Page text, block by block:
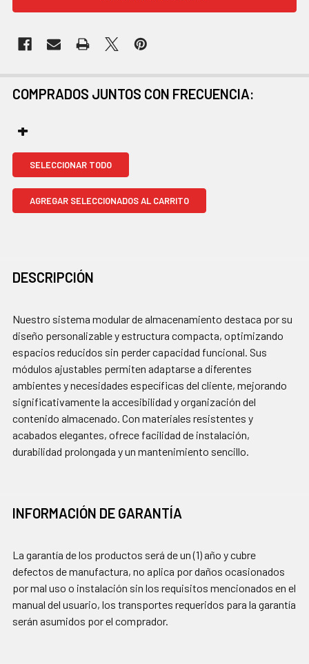
COMPRADOS JUNTOS CON FRECUENCIA:
SELECCIONAR TODO
AGREGAR SELECCIONADOS AL CARRITO
DESCRIPCIÓN
Nuestro sistema modular de almacenamiento destaca por su
diseño personalizable y estructura compacta, optimizando
espacios reducidos sin perder capacidad funcional. Sus
módulos ajustables permiten adaptarse a diferentes
ambientes y necesidades específicas del cliente, mejorando
significativamente la accesibilidad y organización del
contenido almacenado. Con materiales resistentes y
acabados elegantes, ofrece facilidad de instalación,
durabilidad prolongada y un mantenimiento sencillo.
INFORMACIÓN DE GARANTÍA
La garantía de los productos será de un (1) año y cubre
defectos de manufactura, no aplica por daños ocasionados
por mal uso o instalación sin los requisitos mencionados en el
manual del usuario, los transportes requeridos para la garantía
serán asumidos por el comprador.